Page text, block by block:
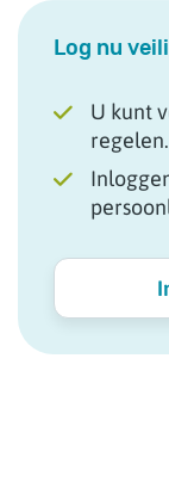
Log nu
U kunt
regelen.